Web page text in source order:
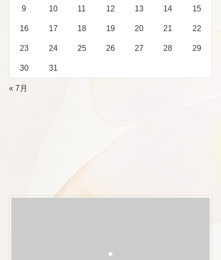
9 10 11 12 13 14 15
16 17 18 19 20 21 22
23 24 25 26 27 28 29
30 31
« 7月